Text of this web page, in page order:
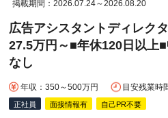
掲載期間：2026.07.24～2026.08.20
広告アシスタントディレク
27.5万円～■年休120日以上
なし
年収：350～500万円 目安残業時
正社員 面接情報有 自己PR不要